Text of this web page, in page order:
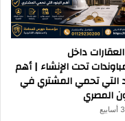
داخل
تحت الإنشاء | أهم
التي تحمي المشتري في
المصري